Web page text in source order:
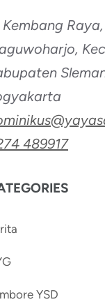
Kembang
489917
YSD